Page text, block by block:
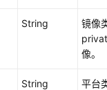
String
镜像
像。
String
平台